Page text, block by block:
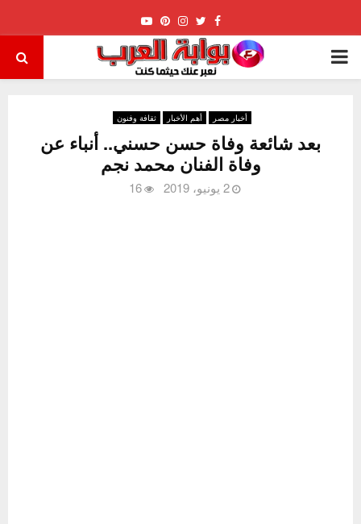
Facebook
Twitter
Instagram
Pinterest
Youtube
PRIMARY
أخبار مصر أهم الأخبار ثقافة وفنون
بعد شائعة وفاة حسن حسني.. أنباء عن
وفاة الفنان محمد نجم
2 يونيو، 2019 16